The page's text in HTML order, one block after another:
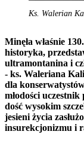
Ks. Walerian
Minęła właśnie
historyka,
ultramontanina i
- ks. Waleriana
dla
młodości
dość wysokim
jesieni życia
insurekcjonizmu i